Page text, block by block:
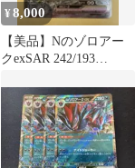
¥8,000
【美品】Nのゾロアー
クexSAR 242/193